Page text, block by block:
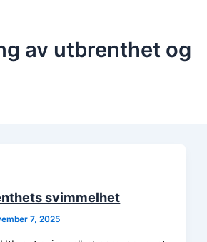
av utbrenthet og
svimmelhet
7, 2025